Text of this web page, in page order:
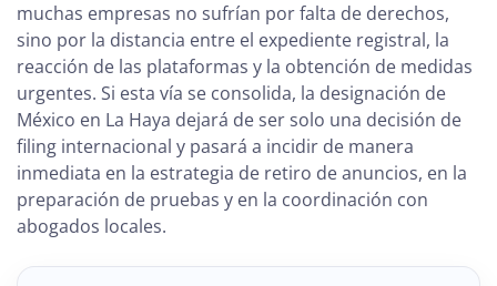
muchas empresas no sufrían por falta de derechos,
sino por la distancia entre el expediente registral, la
reacción de las plataformas y la obtención de medidas
urgentes. Si esta vía se consolida, la designación de
México en La Haya dejará de ser solo una decisión de
filing internacional y pasará a incidir de manera
inmediata en la estrategia de retiro de anuncios, en la
preparación de pruebas y en la coordinación con
abogados locales.